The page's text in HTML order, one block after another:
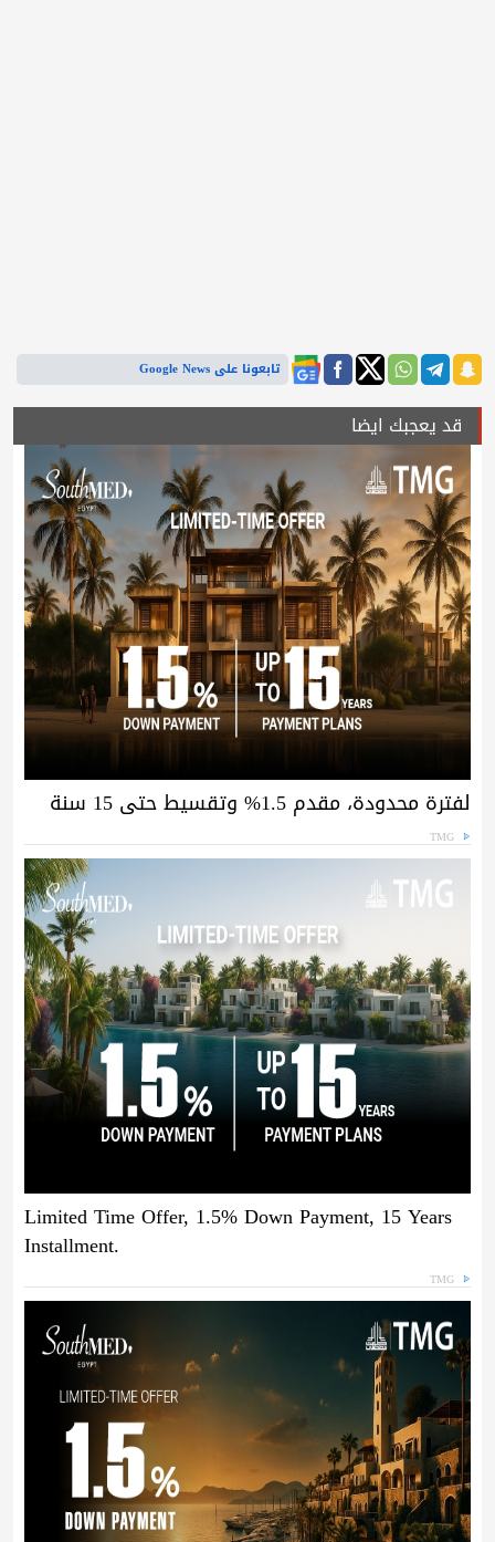
تابعونا على Google News
قد يعجبك ايضا
لفترة محدودة، مقدم 1.5% وتقسيط حتى 15 سنة
TMG
Limited Time Offer, 1.5% Down Payment, 15 Years
Installment.
TMG